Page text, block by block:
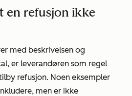
en refusjon ikke
med beskrivelsen og
er leverandøren som regel
refusjon. Noen eksempler
men er ikke